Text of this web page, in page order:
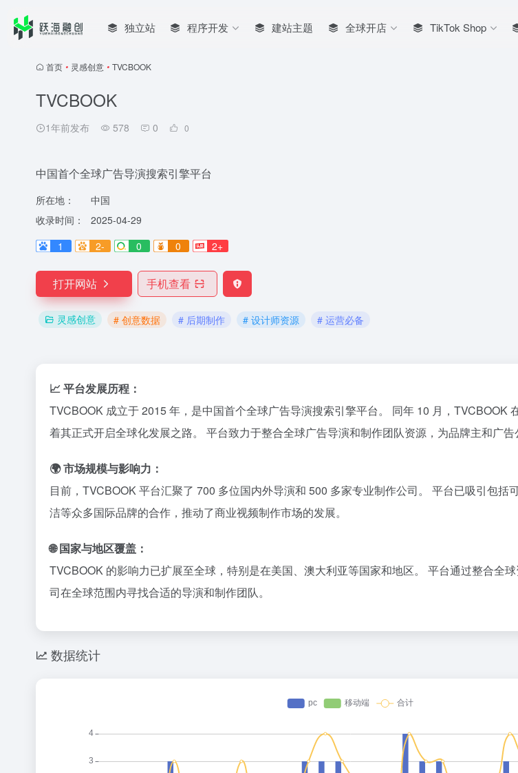
独立站 程序开发 建站主题 全球开店 TikTok Shop
首页 • 灵感创意 • TVCBOOK
TVCBOOK
1年前发布 578 0 0
中国首个全球广告导演搜索引擎平台
所在地：
中国
收录时间：
2025-04-29
1
2- 0 0 2+
打开网站 手机查看
灵感创意 # 创意数据 # 后期制作 # 设计师资源 # 运营必备
📈 平台发展历程：
TVCBOOK 成立于 2015 年，是中国首个全球广告导演搜索引擎平台。
同年 10 月，TVCBOOK
着其正式开启全球化发展之路。
平台致力于整合全球广告导演和制作团队资源，为品牌主和广告
🌍 市场规模与影响力：
目前，TVCBOOK 平台汇聚了 700 多位国内外导演和 500 多家专业制作公司。
平台已吸引包括
洁等众多国际品牌的合作，推动了商业视频制作市场的发展。
🌐 国家与地区覆盖：
TVCBOOK 的影响力已扩展至全球，特别是在美国、澳大利亚等国家和地区。
平台通过整合全
司在全球范围内寻找合适的导演和制作团队。
数据统计